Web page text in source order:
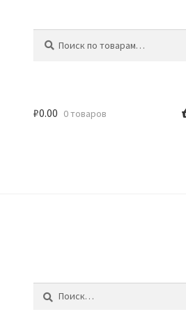
₽0.00 0 товаров